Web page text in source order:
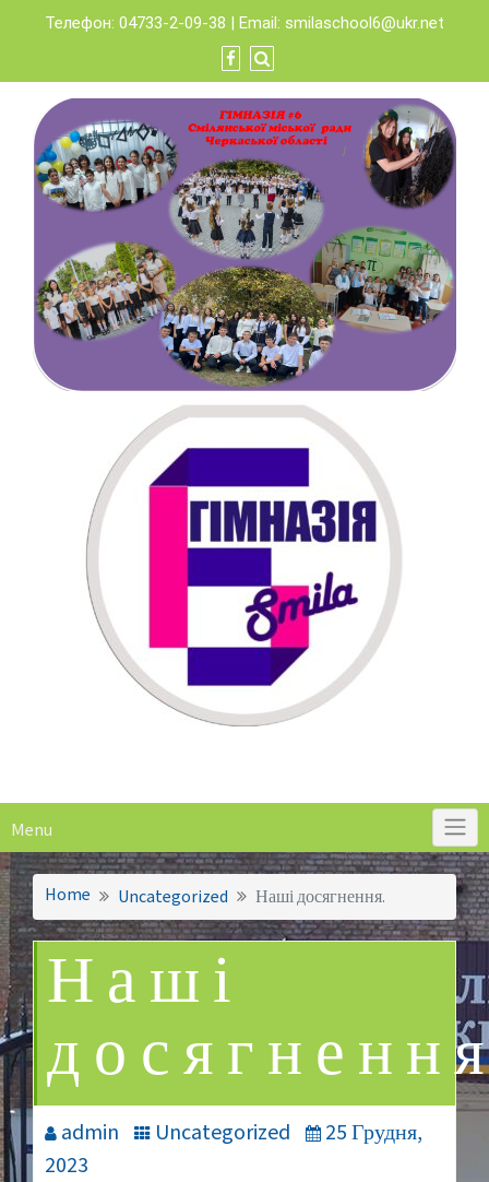
content
Телефон: 04733-2-09-38 | Email: smilaschool6@ukr.net
Menu
Home Uncategorized Наші досягнення.
Наші
admin Uncategorized
25 Грудня,
2023